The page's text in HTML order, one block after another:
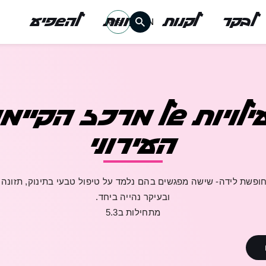
EN לבקר לקנות לחוות להשפיע
דאגנו לכםשל מרכז
העירוני
לידה- שישה מפגשים בהם נלמד על טיפול טבעי בתינוק, תזונה
ובעיקר נהייה ביחד.
מתחילות ב5.3